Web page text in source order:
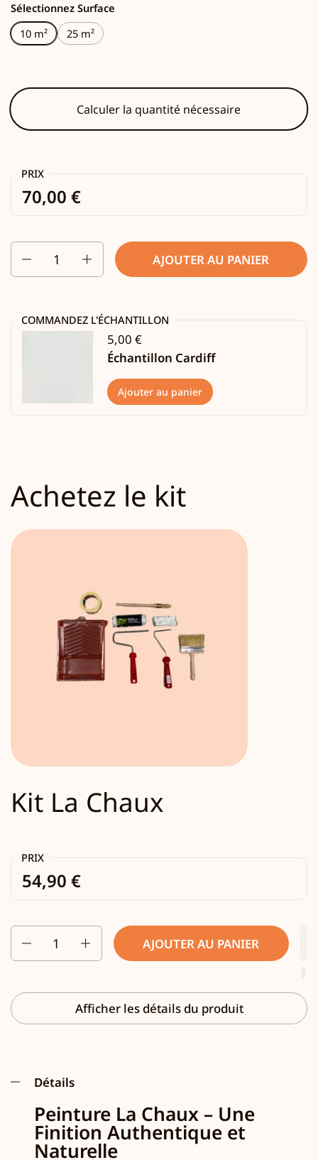
Sélectionnez Surface
10 m²
25 m²
Calculer la quantité nécessaire
PRIX
70,00 €
AJOUTER AU PANIER
COMMANDEZ L'ÉCHANTILLON
5,00 €
Échantillon Cardiff
Ajouter au panier
Achetez le kit
Kit La Chaux
PRIX
54,90 €
AJOUTER AU PANIER
Afficher les détails du produit
Détails
Peinture La Chaux – Une
Finition Authentique et
Naturelle